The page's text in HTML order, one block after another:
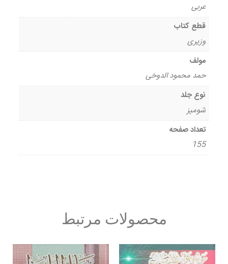
عربی
قطع کتاب
وزیری
مولف
حمد محمود الدوخی
نوع جلد
شومیز
تعداد صفحه
155
محصولات مرتبط